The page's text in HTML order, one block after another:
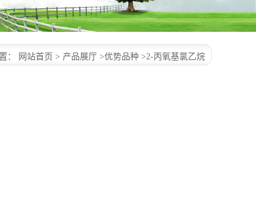
： 网站首页 > 产品展厅 >优势品种 >2-丙氧基氯乙烷